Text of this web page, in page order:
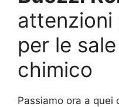
per le
chimico
Passiamo ora a quei